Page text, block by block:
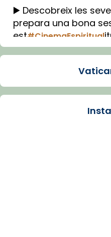
▶️ Descobreix les
prepara una bona
est#CinemaEspiritual
Imatge: Generada
Arquebisbat de